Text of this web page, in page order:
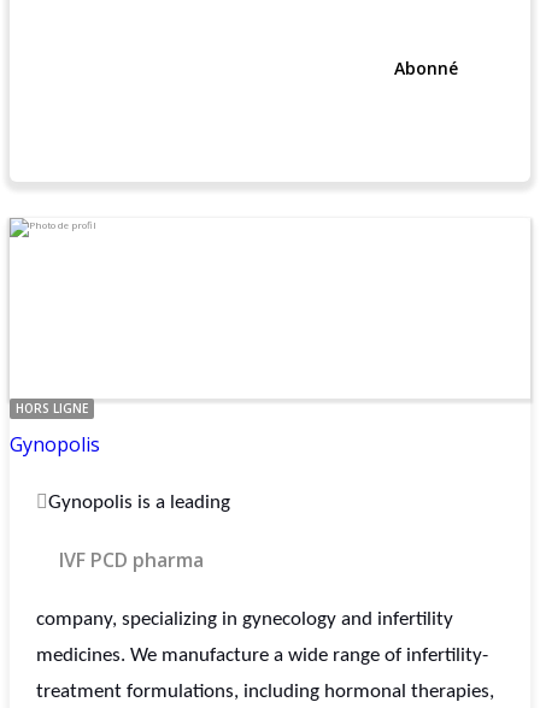
Abonné
HORS LIGNE
Gynopolis
Gynopolis is a leading
IVF PCD pharma
company, specializing in gynecology and infertility
medicines. We manufacture a wide range of infertility-
treatment formulations, including hormonal therapies,